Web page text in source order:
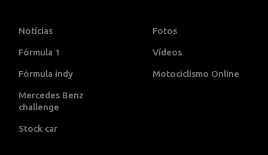
Notícias
Fórmula 1
Fórmula indy
Mercedes Benz
challenge
Stock car
Fotos
Vídeos
Motociclismo Online